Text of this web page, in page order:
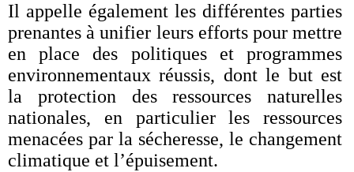
Il appelle également les différentes parties
prenantes à unifier leurs efforts pour mettre
en place des politiques et programmes
environnementaux réussis, dont le but est
la protection des ressources naturelles
nationales, en particulier les ressources
menacées par la sécheresse, le changement
climatique et l’épuisement.